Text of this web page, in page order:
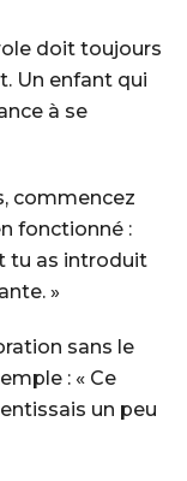
doit toujours
Un enfant qui
à se
commencez
fonctionné :
tu as introduit
»
sans le
: « Ce
un peu